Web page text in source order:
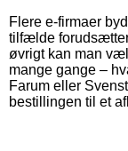
Flere e-firmaer
tilfælde forudsætter
øvrigt kan man
mange gange –
Farum eller
bestillingen til et